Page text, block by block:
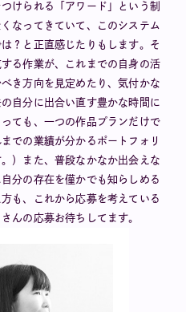
けられる「アワード」という制
なってきていて、このシステム
？と正直感じたりもします。そ
る作業が、これまでの自身の活
き方向を見定めたり、気付かな
自分に出合い直す豊かな時間に
ても、一つの作品プランだけで
での業績が分かるポートフォリ
）また、普段なかなか出会えな
分の存在を僅かでも知らしめる
も、これから応募を考えている
んの応募お待ちしてます。